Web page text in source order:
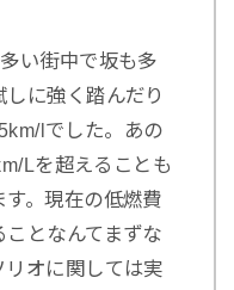
い街中で坂も多
に強く踏んだり
lでした。あの
Lを超えることも
。現在の低燃費
ことなんてまずな
リオに関しては実